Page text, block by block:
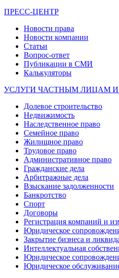
ПРЕСС-ЦЕНТР
Новости права
Новости компании
Статьи
Вопрос-ответ
Публикации в СМИ
Калькуляторы
УСЛУГИ ЧАСТНЫМ ЛИЦАМ
Долевое строительство
Недвижимость
Наследственное право
Семейное право
Жилищное право
Трудовое право
Административное право
Гражданские дела
Арбитражные дела
Взыскание задолженности
Банкротство
Спорт
Договоры
Регистрация компаний и
Юридическое
Закрытие бизнеса и
Интеллектуальная
Юридическое
Юридическое